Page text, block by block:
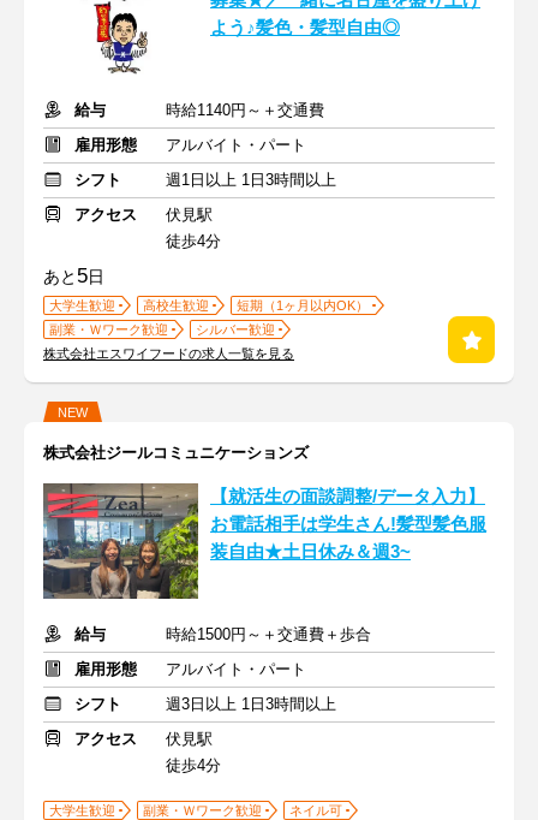
よう♪髪色・髪型自由◎
給与
時給1140円～＋交通費
雇用形態
アルバイト・パート
シフト
週1日以上 1日3時間以上
アクセス
伏見駅
徒歩4分
あと 5日
大学生歓迎 高校生歓迎
短期（1ヶ月以内OK）
副業・Ｗワーク歓迎
シルバー歓迎
株式会社エスワイフードの求人一覧を見る
NEW
株式会社ジールコミュニケーションズ
【就活生の面談調整/データ入力】
お電話相手は学生さん!髪型髪色服
装自由★土日休み＆週3~
給与
時給1500円～＋交通費＋歩合
雇用形態
アルバイト・パート
シフト
週3日以上 1日3時間以上
アクセス
伏見駅
徒歩4分
大学生歓迎 副業・Ｗワーク歓迎
ネイル可